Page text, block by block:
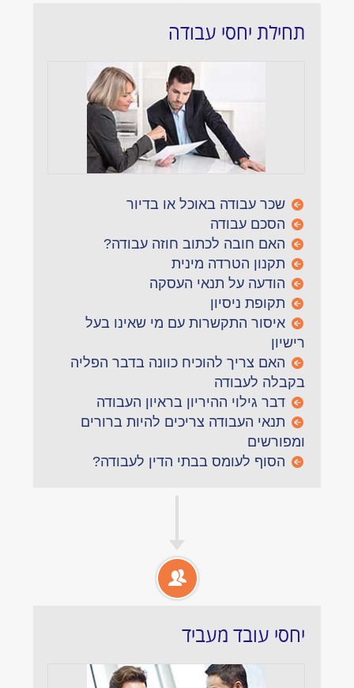
תחילת יחסי עבודה
שכר עבודה באוכל או בדיור
הסכם עבודה
האם חובה לכתוב חוזה עבודה?
תקנון הטרדה מינית
הודעה על תנאי העסקה
תקופת ניסיון
איסור התקשרות עם מי שאינו בעל
רישיון
האם צריך להוכיח כוונה בדבר הפליה
בקבלה לעבודה
דבר גילוי ההיריון בראיון העבודה
תנאי העבודה צריכים להיות ברורים
ומפורשים
הסוף לעומס בבתי הדין לעבודה?
יחסי עובד מעביד